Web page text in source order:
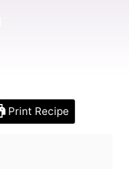
Print Recipe